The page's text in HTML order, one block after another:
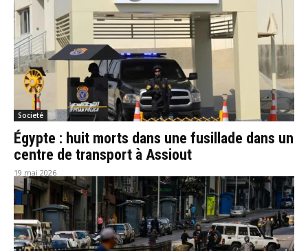
Societé
Égypte : huit morts dans une fusillade dans un
centre de transport à Assiout
19 mai 2026